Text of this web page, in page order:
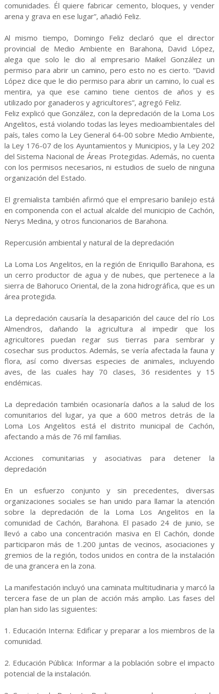
comunidades. Él quiere fabricar cemento, bloques, y vender
arena y grava en ese lugar”, añadió Feliz.
Al mismo tiempo, Domingo Feliz declaró que el director
provincial de Medio Ambiente en Barahona, David López,
alega que solo le dio al empresario Maikel González un
permiso para abrir un camino, pero esto no es cierto. “David
López dice que le dio permiso para abrir un camino, lo cual es
mentira, ya que ese camino tiene cientos de años y es
utilizado por ganaderos y agricultores”, agregó Feliz.
Feliz explicó que González, con la depredación de la Loma Los
Angelitos, está violando todas las leyes medioambientales del
país, tales como la Ley General 64-00 sobre Medio Ambiente,
la Ley 176-07 de los Ayuntamientos y Municipios, y la Ley 202
del Sistema Nacional de Áreas Protegidas. Además, no cuenta
con los permisos necesarios, ni estudios de suelo de ninguna
organización del Estado.
El gremialista también afirmó que el empresario banilejo está
en componenda con el actual alcalde del municipio de Cachón,
Nerys Medina, y otros funcionarios de Barahona.
Repercusión ambiental y natural de la depredación
La Loma Los Angelitos, en la región de Enriquillo Barahona, es
un cerro productor de agua y de nubes, que pertenece a la
sierra de Bahoruco Oriental, de la zona hidrográfica, que es un
área protegida.
La depredación causaría la desaparición del cauce del río Los
Almendros, dañando la agricultura al impedir que los
agricultores puedan regar sus tierras para sembrar y
cosechar sus productos. Además, se vería afectada la fauna y
flora, así como diversas especies de animales, incluyendo
aves, de las cuales hay 70 clases, 36 residentes y 15
endémicas.
La depredación también ocasionaría daños a la salud de los
comunitarios del lugar, ya que a 600 metros detrás de la
Loma Los Angelitos está el distrito municipal de Cachón,
afectando a más de 76 mil familias.
Acciones comunitarias y asociativas para detener la
depredación
En un esfuerzo conjunto y sin precedentes, diversas
organizaciones sociales se han unido para llamar la atención
sobre la depredación de la Loma Los Angelitos en la
comunidad de Cachón, Barahona. El pasado 24 de junio, se
llevó a cabo una concentración masiva en El Cachón, donde
participaron más de 1.200 juntas de vecinos, asociaciones y
gremios de la región, todos unidos en contra de la instalación
de una grancera en la zona.
La manifestación incluyó una caminata multitudinaria y marcó la
tercera fase de un plan de acción más amplio. Las fases del
plan han sido las siguientes:
1. Educación Interna: Edificar y preparar a los miembros de la
comunidad.
2. Educación Pública: Informar a la población sobre el impacto
potencial de la instalación.